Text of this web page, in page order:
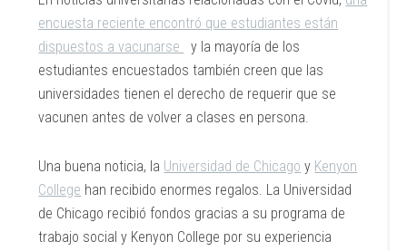
encuesta reciente encontró que estudiantes están
dispuestos a vacunarse
y la mayoría de los
estudiantes encuestados también creen que las
universidades tienen el derecho de requerir que se
vacunen antes de volver a clases en persona.
Una buena noticia, la Universidad de Chicago y Kenyon
College han recibido enormes regalos. La Universidad
de Chicago recibió fondos gracias a su programa de
trabajo social y Kenyon College por su experiencia